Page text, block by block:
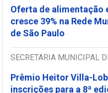
Oferta de alimentação
cresce 39% na Rede
de São Paulo
SECRETARIA MUNICIPAL
Prêmio Heitor Villa-
inscrições para a 8ª